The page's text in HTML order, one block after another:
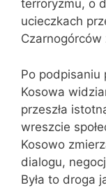
terroryzmu, o
ucieczkach
Czarnogórców
Po podpisaniu
Kosowa
przeszła
wreszcie
Kosowo
dialogu,
Była to droga